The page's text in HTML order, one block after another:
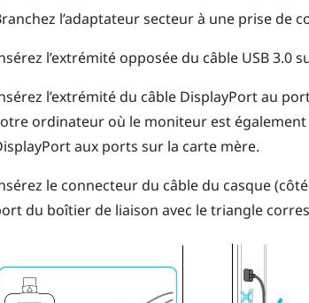
l’adaptateur secteur à une prise de
l’extrémité opposée du câble USB 3.0
l’extrémité du câble DisplayPortau
ordinateur où le moniteur est également
aux ports sur la carte mère.
le connecteur du câble du casque
du boîtier de liaison avec le triangle